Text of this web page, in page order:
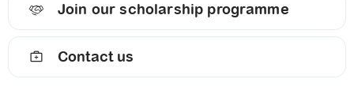
Join our scholarship programme
Contact us